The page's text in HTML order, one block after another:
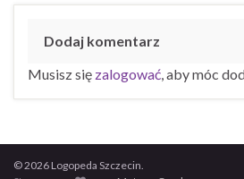
Dodaj komentarz
Musisz się zalogować , aby móc
© 2026 Logopeda Szczecin.